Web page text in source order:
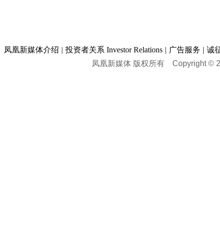
凤凰新媒体介绍 | 投资者关系 Investor Relations | 广告服务 | 诚
凤凰新媒体 版权所有 Copyright ©